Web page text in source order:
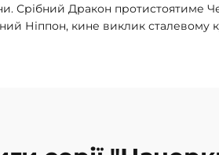
Срібний Дракон протистоятиме
Ніппон, кине виклик сталевому